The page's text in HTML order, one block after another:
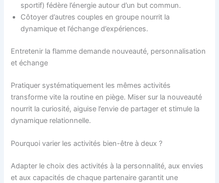
sportif) fédère l’énergie autour d’un but commun.
Côtoyer d’autres couples en groupe nourrit la
dynamique et l’échange d’expériences.
Entretenir la flamme demande nouveauté, personnalisation
et échange
Pratiquer systématiquement les mêmes activités
transforme vite la routine en piège. Miser sur la nouveauté
nourrit la curiosité, aiguise l’envie de partager et stimule la
dynamique relationnelle.
Pourquoi varier les activités bien-être à deux ?
Adapter le choix des activités à la personnalité, aux envies
et aux capacités de chaque partenaire garantit une